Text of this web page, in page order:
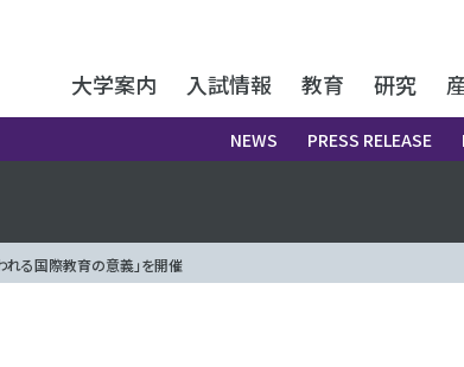
大学案内 入試情報 教育 研究
NEWS PRESS RELEASE
れる国際教育の意義」を開催